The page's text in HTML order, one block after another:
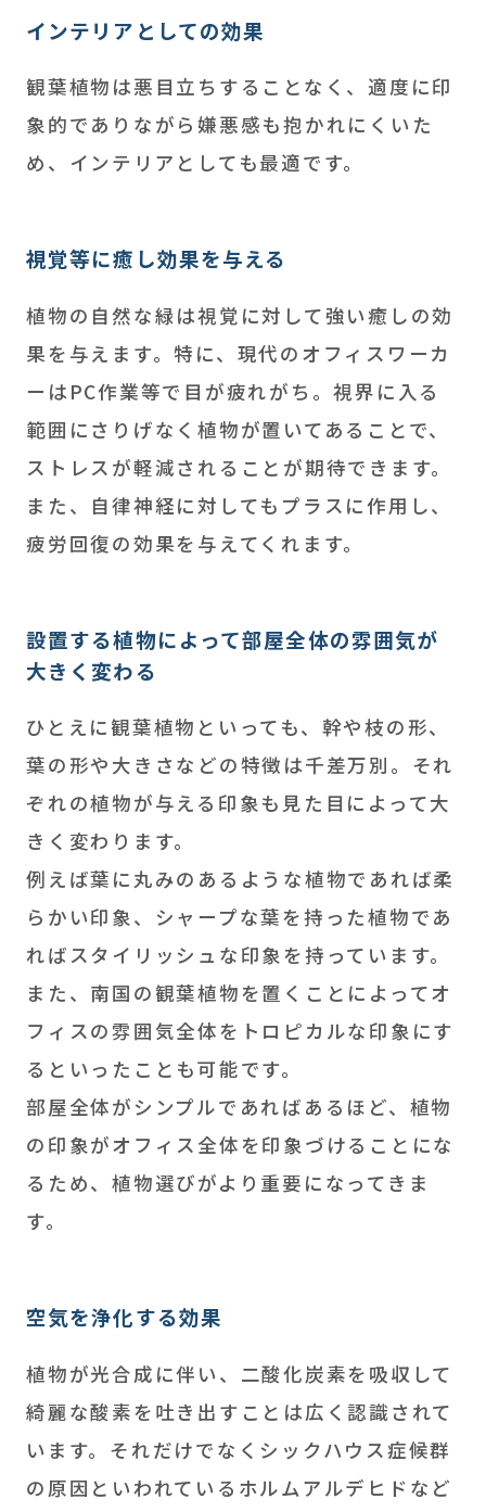
インテリアとしての効果
観葉植物は悪目立ちすることなく、適度に印
象的でありながら嫌悪感も抱かれにくいた
め、インテリアとしても最適です。
視覚等に癒し効果を与える
植物の自然な緑は視覚に対して強い癒しの効
果を与えます。特に、現代のオフィスワーカ
ーはPC作業等で目が疲れがち。視界に入る
範囲にさりげなく植物が置いてあることで、
ストレスが軽減されることが期待できます。
また、自律神経に対してもプラスに作用し、
疲労回復の効果を与えてくれます。
設置する植物によって部屋全体の雰囲気が
大きく変わる
ひとえに観葉植物といっても、幹や枝の形、
葉の形や大きさなどの特徴は千差万別。それ
ぞれの植物が与える印象も見た目によって大
きく変わります。
例えば葉に丸みのあるような植物であれば柔
らかい印象、シャープな葉を持った植物であ
ればスタイリッシュな印象を持っています。
また、南国の観葉植物を置くことによってオ
フィスの雰囲気全体をトロピカルな印象にす
るといったことも可能です。
部屋全体がシンプルであればあるほど、植物
の印象がオフィス全体を印象づけることにな
るため、植物選びがより重要になってきま
す。
空気を浄化する効果
植物が光合成に伴い、二酸化炭素を吸収して
綺麗な酸素を吐き出すことは広く認識されて
います。それだけでなくシックハウス症候群
の原因といわれているホルムアルデヒドなど